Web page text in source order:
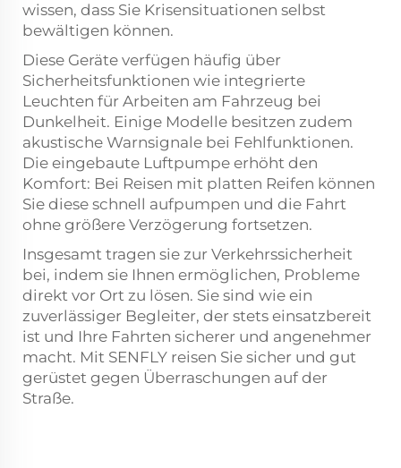
wissen, dass Sie Krisensituationen selbst
bewältigen können.
Diese Geräte verfügen häufig über
Sicherheitsfunktionen wie integrierte
Leuchten für Arbeiten am Fahrzeug bei
Dunkelheit. Einige Modelle besitzen zudem
akustische Warnsignale bei Fehlfunktionen.
Die eingebaute Luftpumpe erhöht den
Komfort: Bei Reisen mit platten Reifen können
Sie diese schnell aufpumpen und die Fahrt
ohne größere Verzögerung fortsetzen.
Insgesamt tragen sie zur Verkehrssicherheit
bei, indem sie Ihnen ermöglichen, Probleme
direkt vor Ort zu lösen. Sie sind wie ein
zuverlässiger Begleiter, der stets einsatzbereit
ist und Ihre Fahrten sicherer und angenehmer
macht. Mit SENFLY reisen Sie sicher und gut
gerüstet gegen Überraschungen auf der
Straße.